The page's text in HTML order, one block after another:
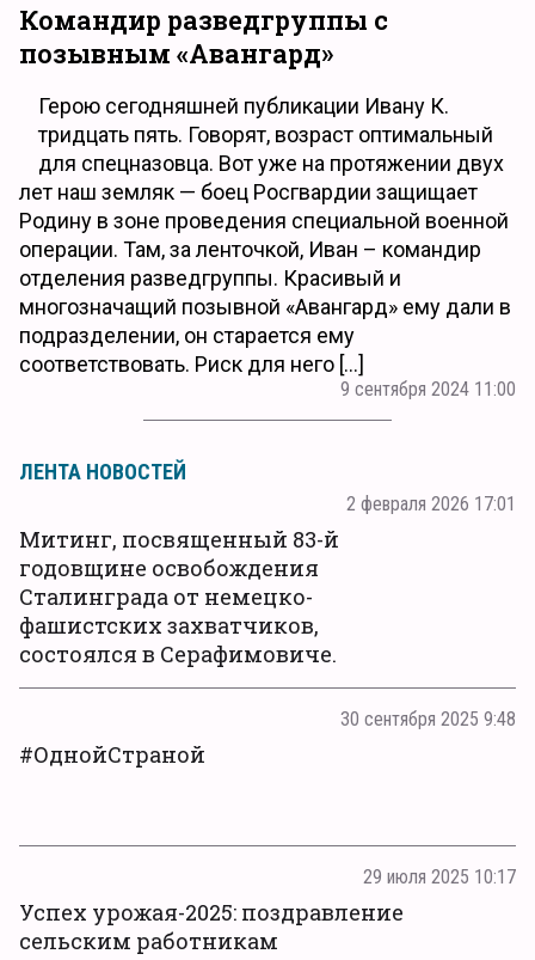
Командир разведгруппы с
позывным «Авангард»
Герою сегодняшней публикации Ивану К.
тридцать пять. Говорят, возраст оптимальный
для спецназовца. Вот уже на протяжении двух
лет наш земляк — боец Росгвардии защищает
Родину в зоне проведения специальной военной
операции. Там, за ленточкой, Иван – командир
отделения разведгруппы. Красивый и
многозначащий позывной «Авангард» ему дали в
подразделении, он старается ему
соответствовать. Риск для него […]
9 сентября 2024 11:00
ЛЕНТА НОВОСТЕЙ
2 февраля 2026 17:01
Митинг, посвященный 83-й
годовщине освобождения
Сталинграда от немецко-
фашистских захватчиков,
состоялся в Серафимовиче.
30 сентября 2025 9:48
#ОднойСтраной
29 июля 2025 10:17
Успех урожая-2025: поздравление
сельским работникам